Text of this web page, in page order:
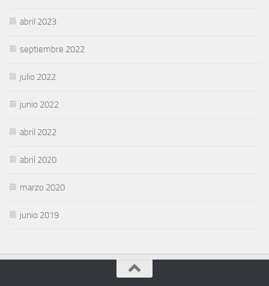
abril 2023
septiembre 2022
julio 2022
junio 2022
abril 2022
abril 2020
marzo 2020
junio 2019